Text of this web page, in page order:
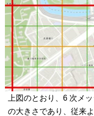
上図のとおり、6 次メ
の大きさであり、従来